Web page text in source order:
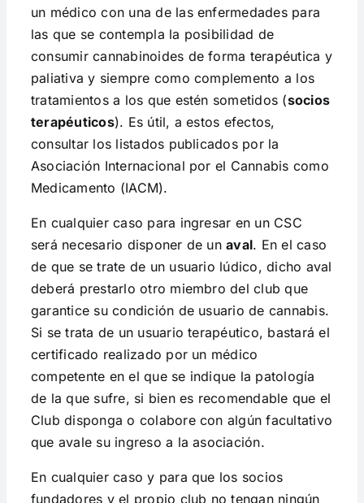
un médico con una de las enfermedades para
las que se contempla la posibilidad de
consumir cannabinoides de forma terapéutica y
paliativa y siempre como complemento a los
tratamientos a los que estén sometidos (socios
terapéuticos). Es útil, a estos efectos,
consultar los listados publicados por la
Asociación Internacional por el Cannabis como
Medicamento (IACM).
En cualquier caso para ingresar en un CSC
será necesario disponer de unaval. En el caso
de que se trate de un usuario lúdico, dicho aval
deberá prestarlo otro miembro del club que
garantice su condición de usuario de cannabis.
Si se trata de un usuario terapéutico, bastará el
certificado realizado por un médico
competente en el que se indique la patología
de la que sufre, si bien es recomendable que el
Club disponga o colabore con algún facultativo
que avale su ingreso a la asociación.
En cualquier caso y para que los socios
fundadores y el propio club no tengan ningún